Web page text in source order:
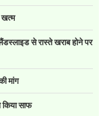
खत्म
से रास्ते खराब होने पर
मांग
साफ